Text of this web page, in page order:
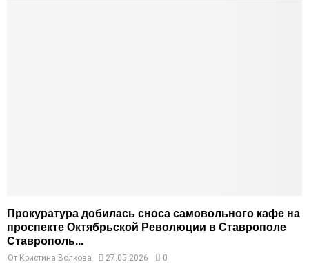
Прокуратура добилась сноса самовольного кафе на
проспекте Октябрьской Революции в Ставрополе
Ставрополь...
От Кристина Волкова 27.05.2026 0